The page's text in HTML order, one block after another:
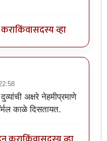
किंवासदस्य व्हा
ओशनअक्षरे नेहमीप्रमाणे
काळे दिसतायत.